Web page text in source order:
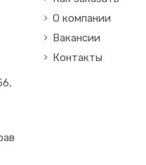
О компании
Вакансии
Контакты